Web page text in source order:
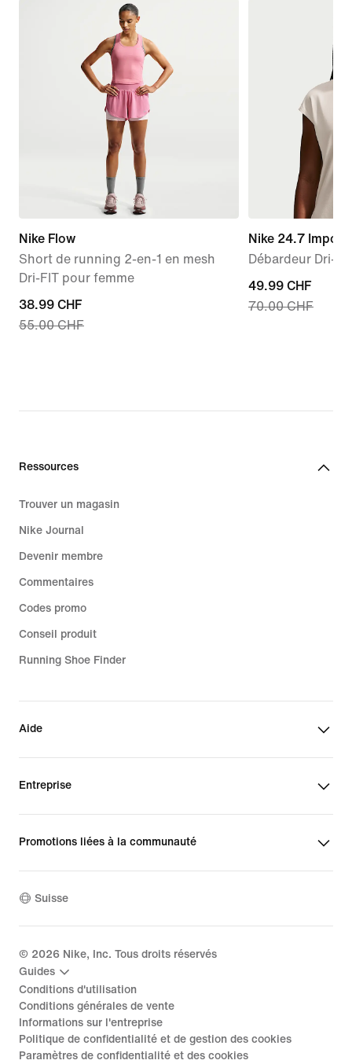
Nike Flow
Short de running 2-en-1 en mesh
Dri-FIT pour femme
current
price
55.00 CHF
38.99 CHF
55.00 CHF
Nike 24.7
Débardeur Dri-
current
price
49.99 CHF
70.00 CHF
Ressources
Trouver un magasin
Nike Journal
Devenir membre
Commentaires
Codes promo
Conseil produit
Running Shoe Finder
Aide
Entreprise
Promotions liées à la communauté
Suisse
© 2026 Nike, Inc. Tous droits réservés
Guides
Conditions d'utilisation
Conditions générales de vente
Informations sur l'entreprise
Politique de confidentialité et de gestion des cookies
Paramètres de confidentialité et des cookies